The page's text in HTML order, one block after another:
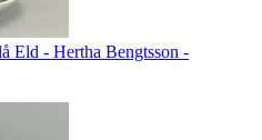
Eld - Hertha Bengtsson -